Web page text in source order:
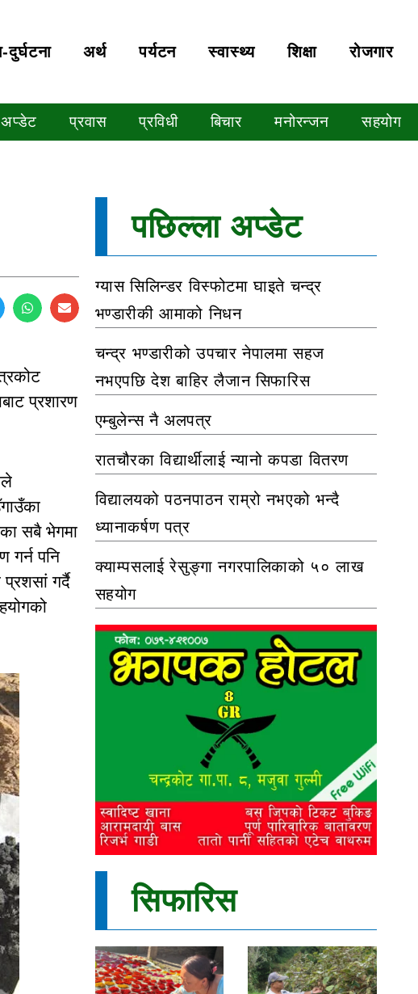
दुर्घटना अर्थ पर्यटन स्वास्थ्य शिक्षा रोजगार
अप्डेट प्रवास प्रविधी बिचार मनोरन्जन सहयोग
प्रशारण
सबै भेगमा
गर्न पनि
गर्दै
पछिल्ला अप्डेट
ग्यास सिलिन्डर विस्फोटमा घाइते चन्द्र
भण्डारीकी आमाको निधन
चन्द्र भण्डारीको उपचार नेपालमा सहज
नभएपछि देश बाहिर लैजान सिफारिस
एम्बुलेन्स नै अलपत्र
रातचौरका विद्यार्थीलाई न्यानो कपडा वितरण
विद्यालयको पठनपाठन राम्रो नभएको भन्दै
ध्यानाकर्षण पत्र
क्याम्पसलाई रेसुङ्गा नगरपालिकाको ५० लाख
सहयोग
सिफारिस